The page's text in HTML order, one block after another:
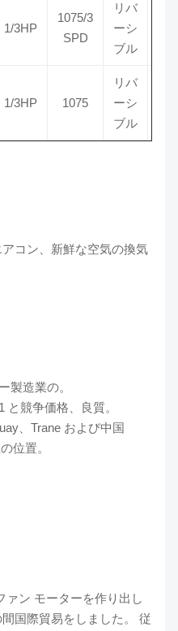
1/3HP
1075/3
SPD
リバ
ーシ
ブル
1/3HP 1075
リバ
ーシ
ブル
コン、新鮮な空気の換気
製造業の。
と競争価格、良質。
、Trane および中国
位置。
ァン モーターを作り出し
国際貿易をしました。 従